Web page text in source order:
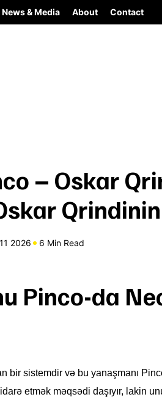
News & Media About Contact
– Oskar
2026 6 Min Read
Pinco-da
bir sistemdir və bu yanaşmanı
etmək məqsədi daşıyır, lakin